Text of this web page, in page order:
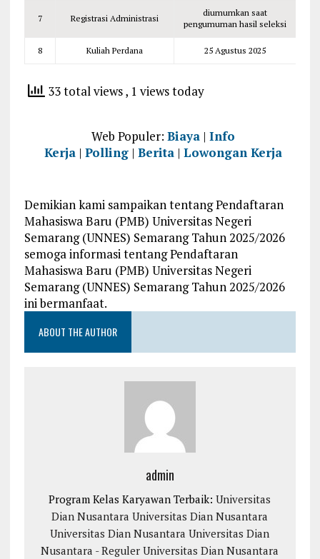
7 Registrasi Administrasi
diumumkan saat
pengumuman hasil seleksi
8 Kuliah Perdana 25 Agustus 2025
33 total views, 1 views today
Web Populer:Biaya |Info
Kerja |Polling |Berita |Lowongan Kerja
Demikian kami sampaikan tentang Pendaftaran
Mahasiswa Baru (PMB) Universitas Negeri
Semarang (UNNES) Semarang Tahun 2025/2026
semoga informasi tentang Pendaftaran
Mahasiswa Baru (PMB) Universitas Negeri
Semarang (UNNES) Semarang Tahun 2025/2026
ini bermanfaat.
ABOUT THE AUTHOR
admin
Program Kelas Karyawan Terbaik:Universitas
Dian Nusantara Universitas Dian Nusantara
Universitas Dian Nusantara Universitas Dian
Nusantara - Reguler Universitas Dian Nusantara